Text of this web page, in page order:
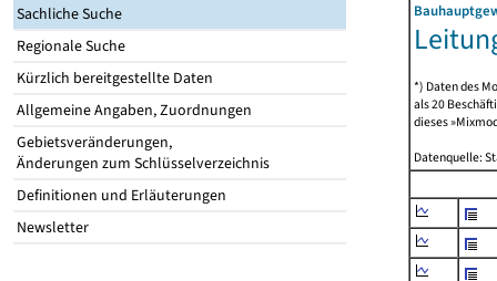
Sachliche Suche
Regionale Suche
Kürzlich bereitgestellte Daten
Allgemeine Angaben, Zuordnungen
Gebietsveränderungen,
Änderungen zum Schlüsselverzeichnis
Definitionen und Erläuterungen
Newsletter
*) Daten des
als 20
dieses
Datenquelle: